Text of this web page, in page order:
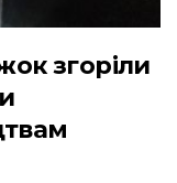
згоріли